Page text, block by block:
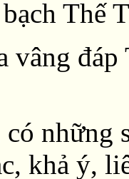
Thế
vâng
những
khả ý,